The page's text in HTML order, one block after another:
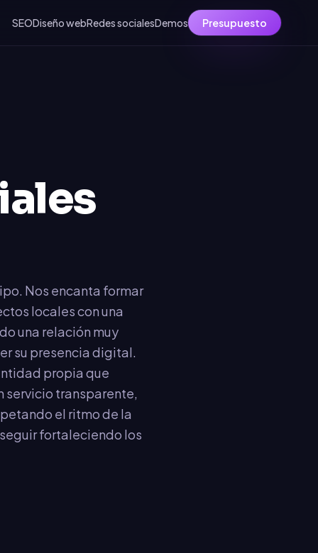
SEODiseño webRedes socialesDemos Presupuesto
Nos encanta formar
locales con una
una relación muy
su presencia digital.
propia que
servicio transparente,
el ritmo de la
fortaleciendo los